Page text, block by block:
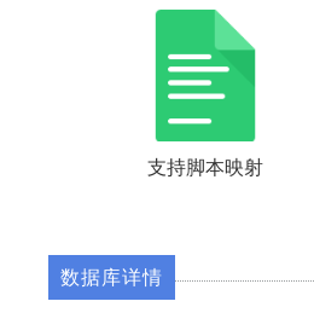
支持脚本映射
数据库详情